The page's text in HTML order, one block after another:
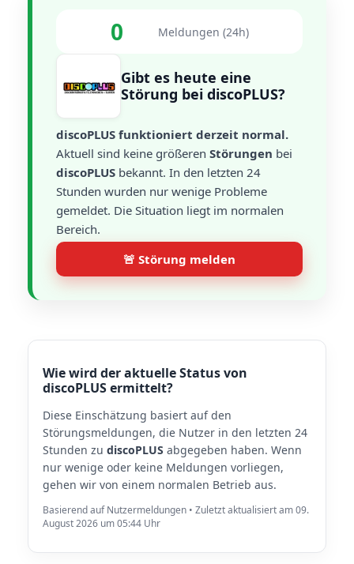
0 Meldungen (24h)
Gibt es heute eine
Störung bei discoPLUS?
discoPLUS funktioniert derzeit normal.
Aktuell sind keine größeren Störungen bei
discoPLUS bekannt. In den letzten 24
Stunden wurden nur wenige Probleme
gemeldet. Die Situation liegt im normalen
Bereich.
🚨 Störung melden
Wie wird der aktuelle Status von
discoPLUS ermittelt?
Diese Einschätzung basiert auf den
Störungsmeldungen, die Nutzer in den letzten 24
Stunden zu discoPLUS abgegeben haben. Wenn
nur wenige oder keine Meldungen vorliegen,
gehen wir von einem normalen Betrieb aus.
Basierend auf Nutzermeldungen • Zuletzt aktualisiert am 09.
August 2026 um 05:44 Uhr